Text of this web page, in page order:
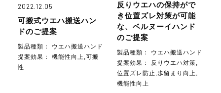
2022.12.05
可搬式ウエハ搬送ハン
ドのご提案
製品種類： ウエハ搬送ハンド
提案効果： 機能性向上,可搬
性
反りウエハの保持がで
き位置ズレ対策が可能
な、ベルヌーイハンド
のご提案
製品種類： ウエハ搬送ハンド
提案効果：
反りウエハ対策,
位置ズレ防止,歩留まり向上,
機能性向上